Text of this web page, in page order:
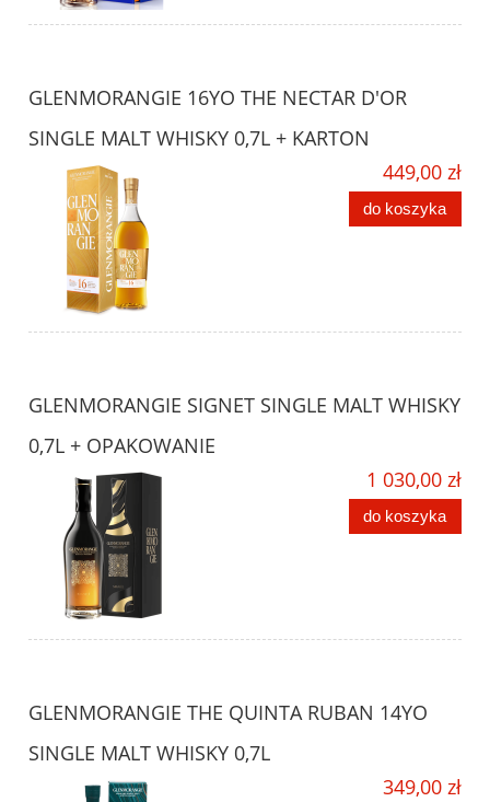
GLENMORANGIE 16YO THE NECTAR D'OR
SINGLE MALT WHISKY 0,7L + KARTON
449,00 zł
do koszyka
GLENMORANGIE SIGNET SINGLE MALT WHISKY
0,7L + OPAKOWANIE
1 030,00 zł
do koszyka
GLENMORANGIE THE QUINTA RUBAN 14YO
SINGLE MALT WHISKY 0,7L
349,00 zł